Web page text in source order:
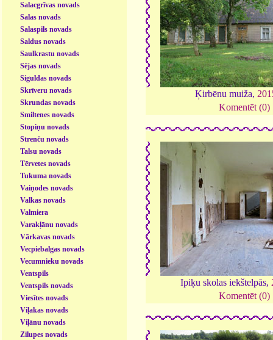
Salacgrīvas novads
Salas novads
Salaspils novads
Saldus novads
Saulkrastu novads
Sējas novads
Siguldas novads
Skrīveru novads
Skrundas novads
Smiltenes novads
Stopiņu novads
Strenču novads
Talsu novads
Tērvetes novads
Tukuma novads
Vaiņodes novads
Valkas novads
Valmiera
Varakļānu novads
Vārkavas novads
Vecpiebalgas novads
Vecumnieku novads
Ventspils
Ventspils novads
Viesītes novads
Viļakas novads
Viļānu novads
Zilupes novads
Ķirbēnu muiža,
Komentēt (0)
Ipiķu skolas iekštelpās,
Komentēt (0)